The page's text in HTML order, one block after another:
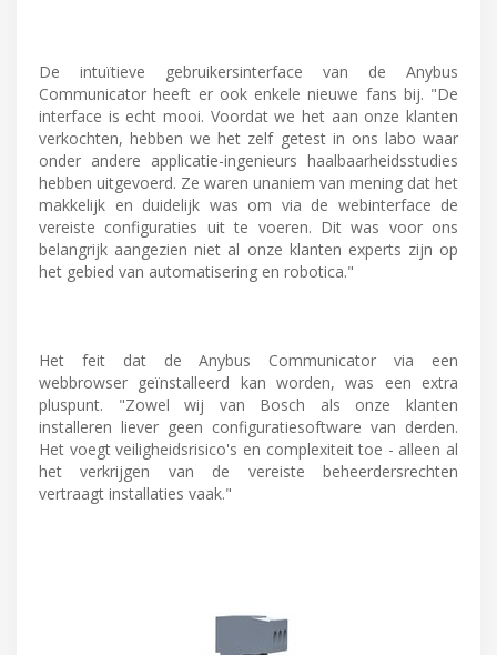
De intuïtieve gebruikersinterface van de Anybus
Communicator heeft er ook enkele nieuwe fans bij. "De
interface is echt mooi. Voordat we het aan onze klanten
verkochten, hebben we het zelf getest in ons labo waar
onder andere applicatie-ingenieurs haalbaarheidsstudies
hebben uitgevoerd. Ze waren unaniem van mening dat het
makkelijk en duidelijk was om via de webinterface de
vereiste configuraties uit te voeren. Dit was voor ons
belangrijk aangezien niet al onze klanten experts zijn op
het gebied van automatisering en robotica."
Het feit dat de Anybus Communicator via een
webbrowser geïnstalleerd kan worden, was een extra
pluspunt. "Zowel wij van Bosch als onze klanten
installeren liever geen configuratiesoftware van derden.
Het voegt veiligheidsrisico's en complexiteit toe - alleen al
het verkrijgen van de vereiste beheerdersrechten
vertraagt installaties vaak."